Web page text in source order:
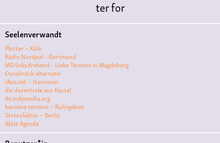
ter for
LiteraturePolyamoriePolytreff#liveKonzert
Polyamorietreff
MonogamieCNM
ismuskunstantisemitismus
VKqueer#Demo
ve#film #kino #filmwerkstatt
#filmclub#Münster#BLACKBOXpunk#kino
Seelenverwandt
Plotter – Köln
Radio Nordpol - Dortmund
MD linksdrehend - Linke Termine in Magdeburg
Osnabrück alternativ
rAuszeit – Hannover
die dezentrale aus Kassel
de.indymedia.org
hermine termine – Ruhrgebiet
Stressfaktor – Berlin
Aktie Agenda